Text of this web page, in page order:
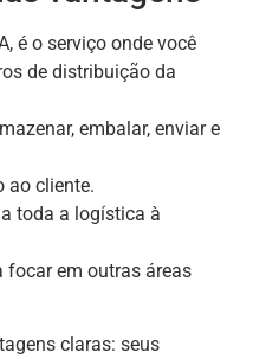
é o serviço onde você
de distribuição da
embalar, enviar e
ao cliente.
toda a logística à
focar em outras áreas
claras: seus